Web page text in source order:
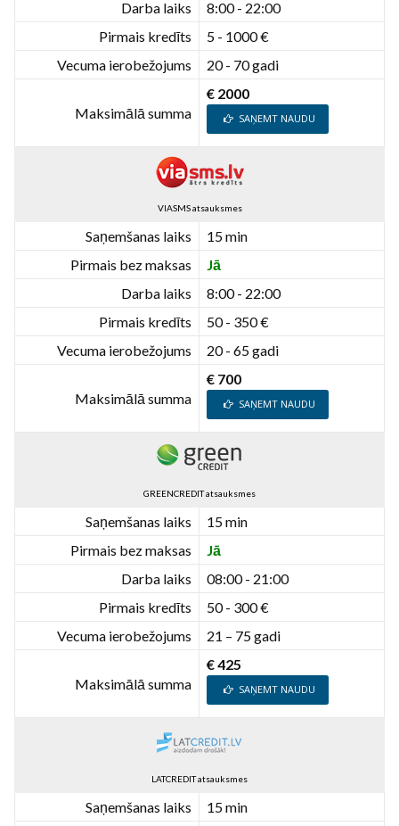
Darba laiks
8:00 - 22:00
Pirmais kredīts
5 - 1000 €
Vecuma ierobežojums
20 - 70 gadi
Maksimālā summa
€ 2000
SAŅEMT NAUDU
VIASMS atsauksmes
Saņemšanas laiks
15 min
Pirmais bez maksas
Jā
Darba laiks
8:00 - 22:00
Pirmais kredīts
50 - 350 €
Vecuma ierobežojums
20 - 65 gadi
Maksimālā summa
€ 700
SAŅEMT NAUDU
GREENCREDIT atsauksmes
Saņemšanas laiks
15 min
Pirmais bez maksas
Jā
Darba laiks
08:00 - 21:00
Pirmais kredīts
50 - 300 €
Vecuma ierobežojums
21 – 75 gadi
Maksimālā summa
€ 425
SAŅEMT NAUDU
LATCREDIT atsauksmes
Saņemšanas laiks
15 min